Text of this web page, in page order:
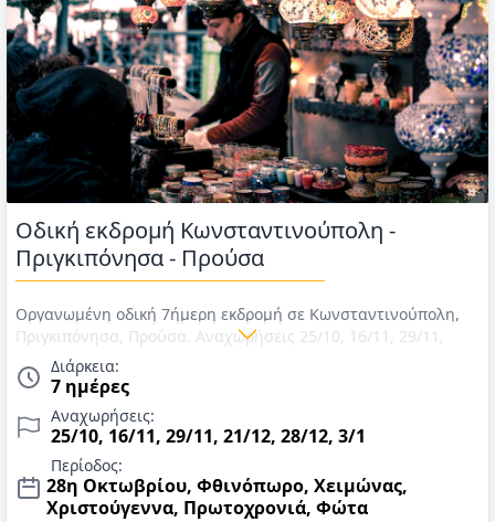
Οδική εκδρομή Κωνσταντινούπολη -
Πριγκιπόνησα - Προύσα
Οργανωμένη οδική 7ήμερη εκδρομή σε Κωνσταντινούπολη,
Πριγκιπόνησα, Προύσα. Αναχωρήσεις 25/10, 16/11, 29/11,
21/12, 28/12, 3/1. Μεταφορές με πούλμαν, διαμονή σε
επιλεγμένα ξενοδοχεία, πρωινό, 3 γεύματα ή δείπνα στην
Κωνσταντινούπολη, εκδρομή στα Πριγκιπόνησα & εισιτήρια
μετάβασης, περιηγήσεις, ξεναγήσεις, αρχηγός - ξεναγός.
Τιμές για 28η Οκτωβρίου, Νοέμβριο, Χριστούγεννα,
Πρωτοχρονιά & Φώτα 2026-2027.
Διάρκεια:
7 ημέρες
Αναχωρήσεις:
25/10, 16/11, 29/11, 21/12, 28/12, 3/1
Περίοδος:
28η Οκτωβρίου, Φθινόπωρο, Χειμώνας,
Χριστούγεννα, Πρωτοχρονιά, Φώτα